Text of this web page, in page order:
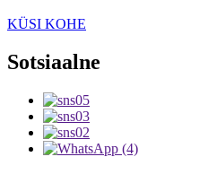
KÜSI KOHE
Sotsiaalne